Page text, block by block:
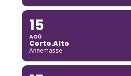
15
AOÛ
Corto.Alto
Annemasse